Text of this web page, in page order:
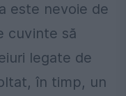
este nevoie de
cuvinte să
legate de
în timp, un